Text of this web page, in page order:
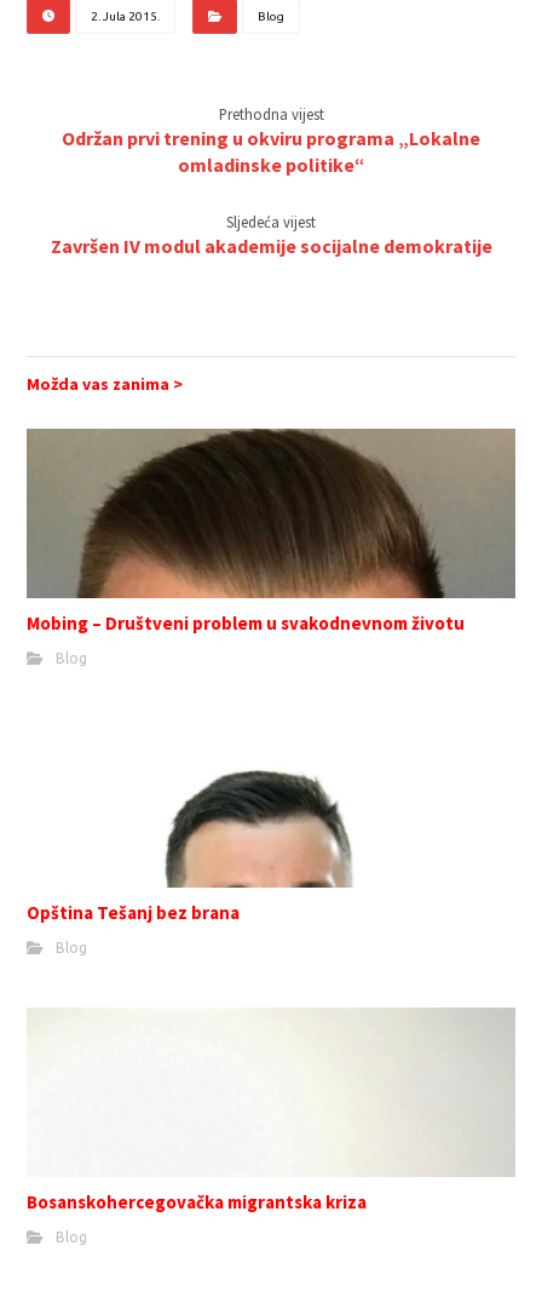
2. Jula 2015. Blog
Prethodna vijest
Održan prvi trening u okviru programa „Lokalne
omladinske politike“
Sljedeća vijest
Završen IV modul akademije socijalne demokratije
Možda vas zanima >
Mobing – Društveni problem u svakodnevnom životu
Blog
Opština Tešanj bez brana
Blog
Bosanskohercegovačka migrantska kriza
Blog